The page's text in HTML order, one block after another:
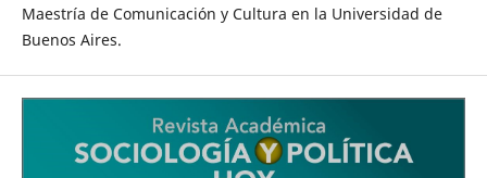
Maestría de Comunicación y Cultura en la Universidad de
Buenos Aires.